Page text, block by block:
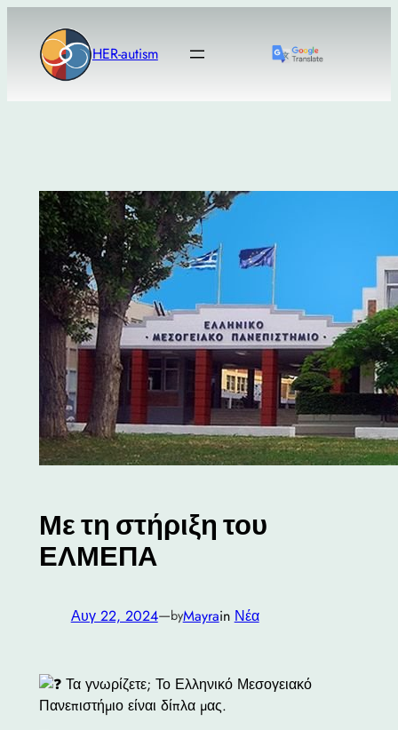
περιεχόμενο
HER-autism
Με τη στήριξη του
ΕΛΜΕΠΑ
Αυγ 22, 2024—byMayrain Νέα
Τα γνωρίζετε; Το Ελληνικό Μεσογειακό
Πανεπιστήμιο είναι δίπλα μας.